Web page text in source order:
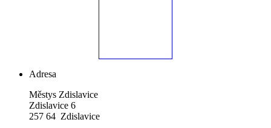
Adresa
Městys Zdislavice
Zdislavice 6
257 64 Zdislavice